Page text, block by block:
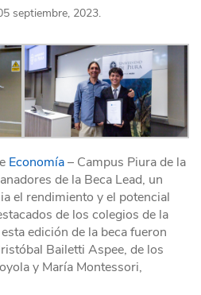
septiembre, 2023.
Economía– Campus Piura de la
de la Beca Lead, un
el rendimiento y el potencial
de los colegios de la
edición de la beca fueron
Bailetti Aspee, de los
y María Montessori,